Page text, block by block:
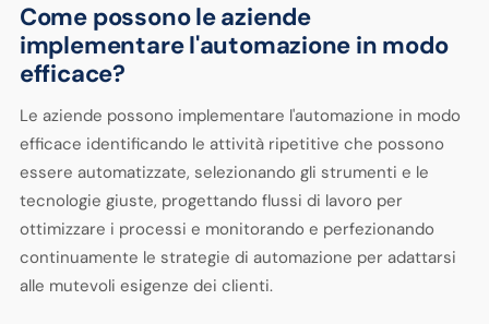
Come possono le aziende
implementare l'automazione in modo
efficace?
Le aziende possono implementare l'automazione in modo
efficace identificando le attività ripetitive che possono
essere automatizzate, selezionando gli strumenti e le
tecnologie giuste, progettando flussi di lavoro per
ottimizzare i processi e monitorando e perfezionando
continuamente le strategie di automazione per adattarsi
alle mutevoli esigenze dei clienti.